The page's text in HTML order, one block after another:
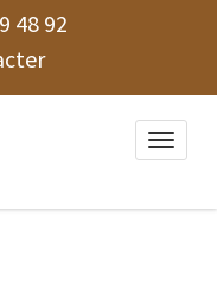
48 92
Toggle